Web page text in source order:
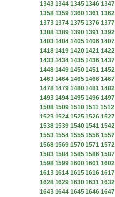
1343 1344 1345 1346 1347
1358 1359 1360 1361 1362
1373 1374 1375 1376 1377
1388 1389 1390 1391 1392
1403 1404 1405 1406 1407
1418 1419 1420 1421 1422
1433 1434 1435 1436 1437
1448 1449 1450 1451 1452
1463 1464 1465 1466 1467
1478 1479 1480 1481 1482
1493 1494 1495 1496 1497
1508 1509 1510 1511 1512
1523 1524 1525 1526 1527
1538 1539 1540 1541 1542
1553 1554 1555 1556 1557
1568 1569 1570 1571 1572
1583 1584 1585 1586 1587
1598 1599 1600 1601 1602
1613 1614 1615 1616 1617
1628 1629 1630 1631 1632
1643 1644 1645 1646 1647